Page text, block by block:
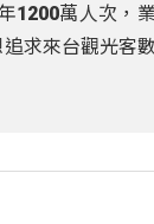
1200萬人次，
求來台觀光客